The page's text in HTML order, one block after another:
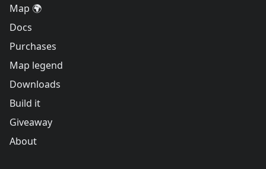
Map 🌍
Docs
Purchases
Map legend
Downloads
Build it
Giveaway
About